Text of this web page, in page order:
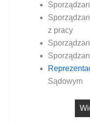
z pracy
Sądowym